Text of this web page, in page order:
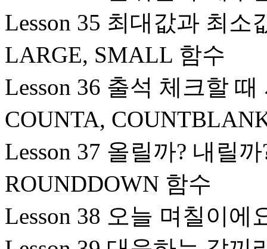
Lesson 35 최대값과 최
LARGE, SMALL 함수
Lesson 36 출석 체크할
COUNTA,
Lesson 37 올릴까? 내릴
ROUNDDOWN 함수
Lesson 38 오늘 며칠이